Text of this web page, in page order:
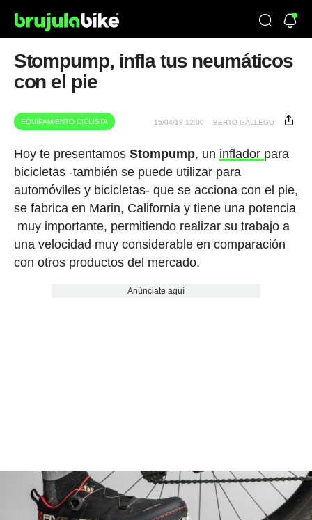
Stompump, infla tus neumáticos
con el pie
EQUIPAMIENTO CICLISTA 15/04/18 12:00 BERTO GALLEGO
Hoy te presentamos Stompump, un inflador para
bicicletas -también se puede utilizar para
automóviles y bicicletas- que se acciona con el pie,
se fabrica en Marin, California y tiene una potencia
muy importante, permitiendo realizar su trabajo a
una velocidad muy considerable en comparación
con otros productos del mercado.
Anúnciate aquí